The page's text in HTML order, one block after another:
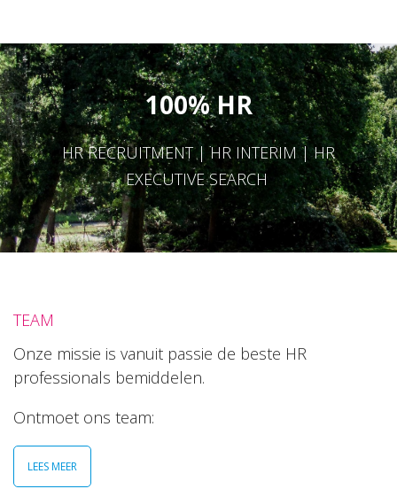
100% HR
HR RECRUITMENT | HR INTERIM | HR
EXECUTIVE SEARCH
TEAM
Onze missie is vanuit passie de beste HR
professionals bemiddelen.
Ontmoet ons team:
LEES MEER